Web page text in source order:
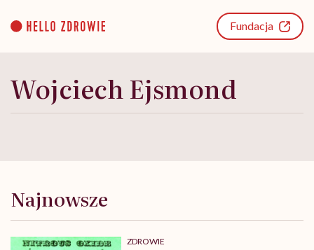
content
Fundacja
Wojciech Ejsmond
Najnowsze
ZDROWIE